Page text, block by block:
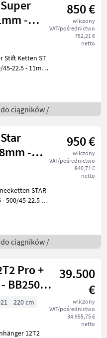
-
850 €
wliczony
VAT/pośrednictwo
752,21 €
netto
Stift Ketten ST
Reifensc
ciągników /
-
950 €
wliczony
VAT/pośrednictwo
840,71 €
netto
STAR
-
80-20
ciągników /
Pro +
BB250
39.500
€
wliczony
VAT/pośrednictwo
34.955,75 €
netto
220 cm
12T2